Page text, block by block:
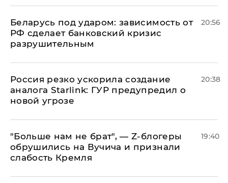
Беларусь под ударом: зависимость от
РФ сделает банковский кризис
разрушительным
20:56
​Россия резко ускорила создание
аналога Starlink: ГУР предупредил о
новой угрозе
20:38
​"Больше нам не брат", — Z-блогеры
обрушились на Вучича и признали
слабость Кремля
19:40